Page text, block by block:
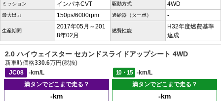
ミッション インパネCVT 駆動方式 4WD
最大出力 150ps/6000rpm 過給器（ターボ） -
生産期間
2017年05月～201
8年02月
燃費性能
H32年度燃費基準
達成
2.0 ハイウェイスター セカンドスライドアップシート 4WD
新車時価格330.6万円(税抜)
JC08
-km/L 10・15
-km/L
満タンでどこまで走る？
-km
満タンでどこまで走る？
-km